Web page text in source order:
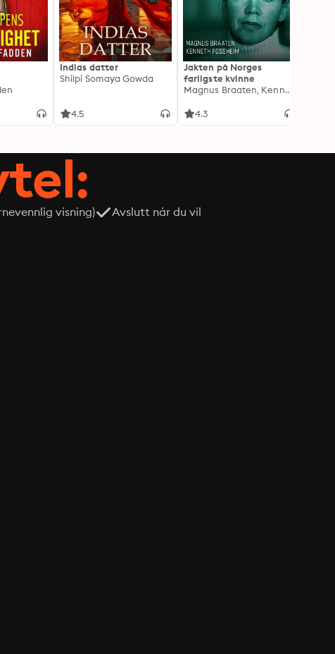
Indias datter
Shilpi Somaya Gowda
4.5
Jakten på Norges
farligste kvinne
Magnus Braaten, Kenneth Fossheim
4.3
visning) Avslutt når du vil